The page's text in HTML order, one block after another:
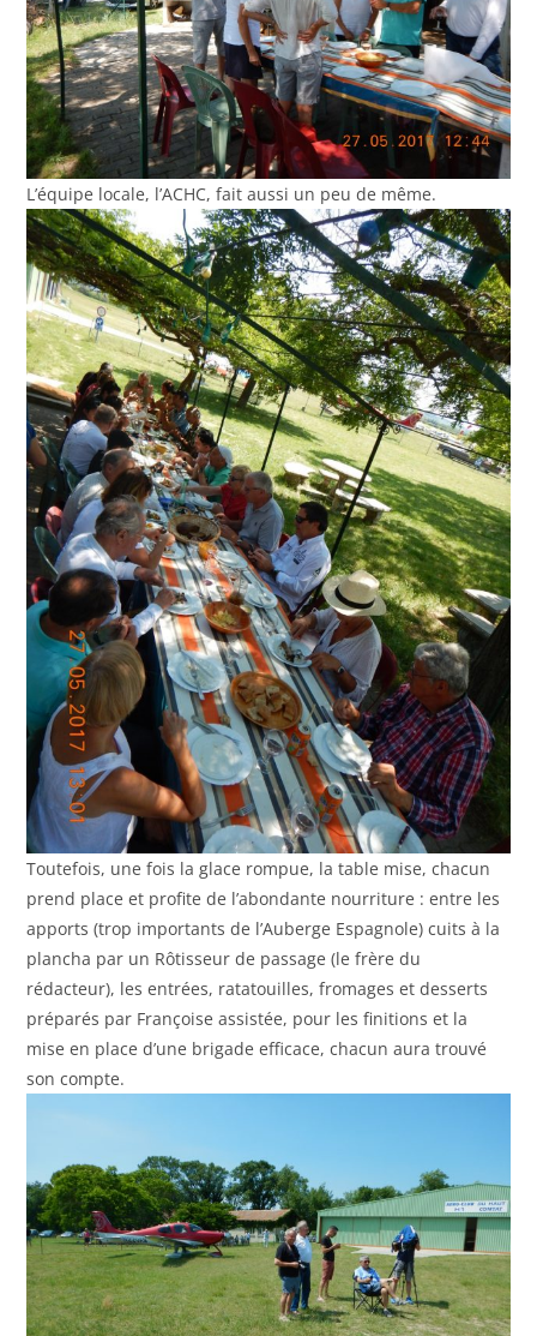
L’équipe locale, l’ACHC, fait aussi un peu de même.
Toutefois, une fois la glace rompue, la table mise, chacun
prend place et profite de l’abondante nourriture : entre les
apports (trop importants de l’Auberge Espagnole) cuits à la
plancha par un Rôtisseur de passage (le frère du
rédacteur), les entrées, ratatouilles, fromages et desserts
préparés par Françoise assistée, pour les finitions et la
mise en place d’une brigade efficace, chacun aura trouvé
son compte.